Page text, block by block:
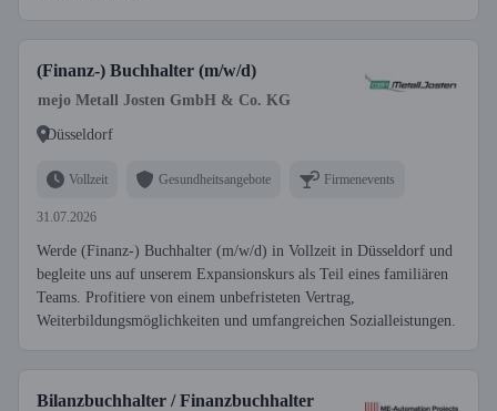
(Finanz-) Buchhalter (m/w/d)
mejo Metall Josten GmbH & Co. KG
Düsseldorf
Vollzeit Gesundheitsangebote Firmenevents
31.07.2026
Werde (Finanz-) Buchhalter (m/w/d) in Vollzeit in Düsseldorf und
begleite uns auf unserem Expansionskurs als Teil eines familiären
Teams. Profitiere von einem unbefristeten Vertrag,
Weiterbildungsmöglichkeiten und umfangreichen Sozialleistungen.
Bilanzbuchhalter / Finanzbuchhalter